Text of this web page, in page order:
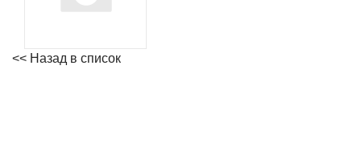
<< Назад в список